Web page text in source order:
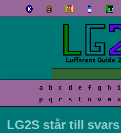
a b c d e f g h i
p
q r s t u v w x
LG2S står till svars